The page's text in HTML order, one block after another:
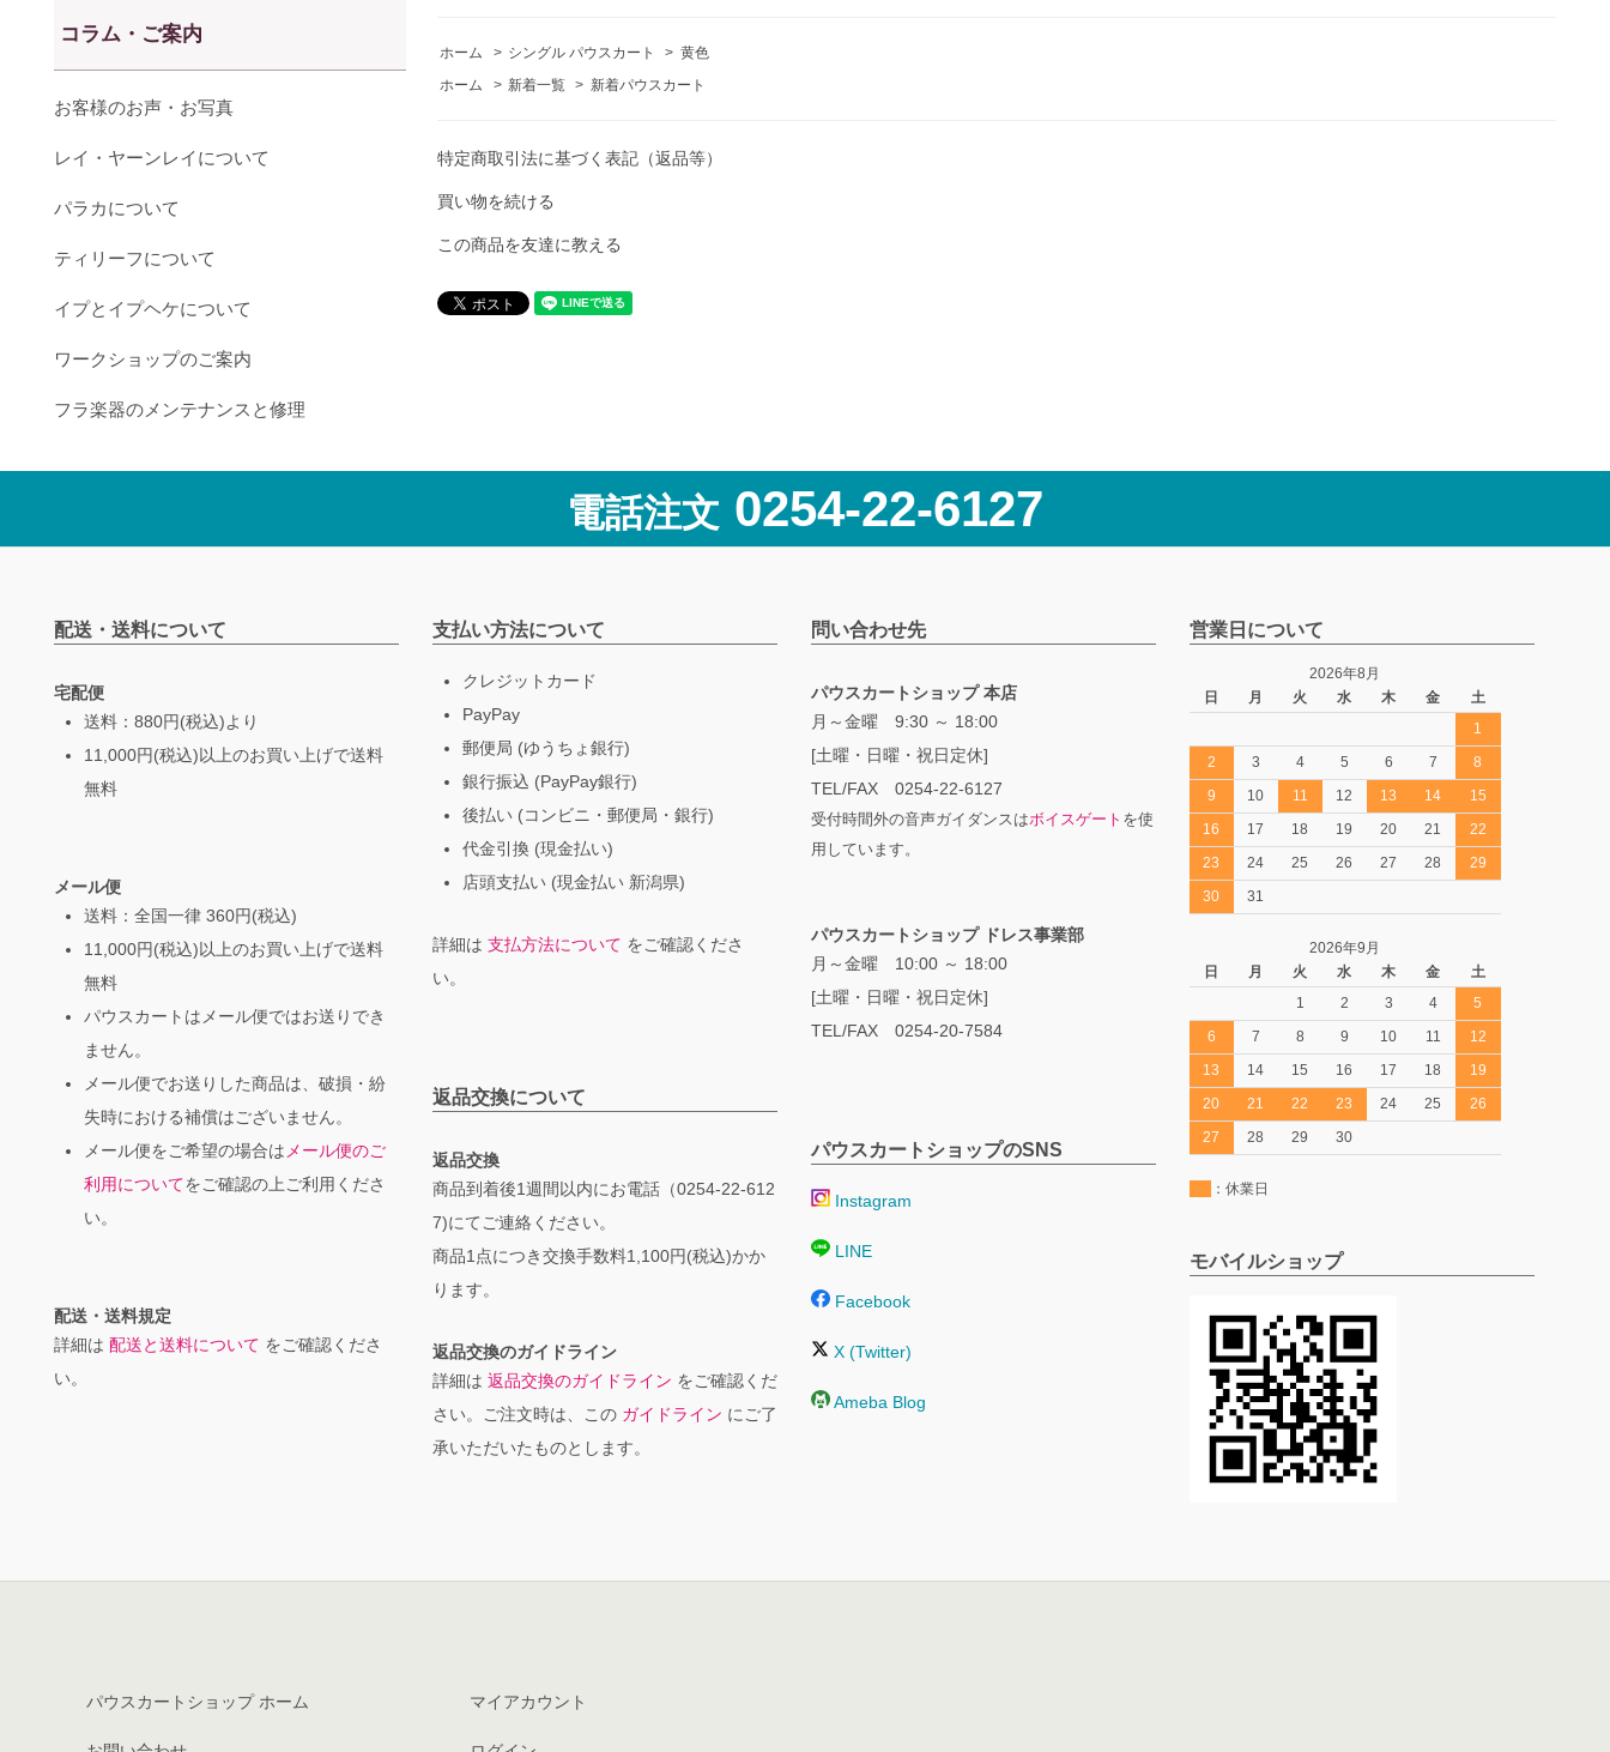
ホーム > シングル パウスカート > 黄色
ホーム
> 新着一覧 > 新着パウスカート
特定商取引法に基づく表記（返品等）
買い物を続ける
この商品を友達に教える
コラム・ご案内
お客様のお声・お写真
レイ・ヤーンレイについて
パラカについて
ティリーフについて
イプとイプヘケについて
ワークショップのご案内
フラ楽器のメンテナンスと修理
電話注文 0254-22-6127
配送・送料について
宅配便
送料：880円(税込)より
11,000円(税込)以上のお買い上げで送料
無料
メール便
送料：全国一律 360円(税込)
11,000円(税込)以上のお買い上げで送料
無料
パウスカートはメール便ではお送りでき
ません。
メール便でお送りした商品は、破損・紛
失時における補償はございません。
メール便をご希望の場合はメール便のご
利用についてをご確認の上ご利用くださ
い。
配送・送料規定
詳細は 配送と送料について をご確認くださ
い。
支払い方法について
クレジットカード
PayPay
郵便局 (ゆうちょ銀行)
銀行振込 (PayPay銀行)
後払い (コンビニ・郵便局・銀行)
代金引換 (現金払い)
店頭支払い (現金払い 新潟県)
詳細は 支払方法について をご確認くださ
い。
問い合わせ先
パウスカートショップ 本店
月～金曜 9:30 ～ 18:00
[土曜・日曜・祝日定休]
TEL/FAX 0254-22-6127
受付時間外の音声ガイダンスはボイスゲート を使
用しています。
パウスカートショップ ドレス事業部
月～金曜 10:00 ～ 18:00
[土曜・日曜・祝日定休]
TEL/FAX 0254-20-7584
営業日について
2026年8月
日
月 火 水 木 金
土
1
2
3 4 5 6 7
8
9
10 11 12 13 14
15
16
17 18 19 20 21
22
23
24 25 26 27 28
29
30
31
2026年9月
日
月 火 水 木 金
土
1
2 3 4
5
6
7 8 9 10 11
12
13
14 15 16 17 18
19
20
21 22 23 24 25
26
27
28 29 30
：休業日
返品交換について
返品交換
商品到着後1週間以内にお電話（0254-22-612
7)にてご連絡ください。
商品1点につき交換手数料1,100円(税込)かか
ります。
返品交換のガイドライン
詳細は 返品交換のガイドライン をご確認くだ
さい。ご注文時は、この ガイドライン にご了
承いただいたものとします。
パウスカートショップのSNS
Instagram
LINE
Facebook
X (Twitter)
Ameba Blog
モバイルショップ
パウスカートショップ ホーム マイアカウント